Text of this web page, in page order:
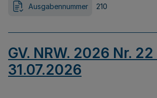
Ausgabennummer 210
GV. NRW. 2026 Nr.
31.07.2026